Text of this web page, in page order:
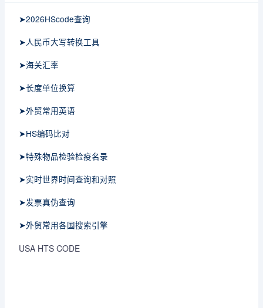
➤2026HScode查询
➤人民币大写转换工具
➤海关汇率
➤长度单位换算
➤外贸常用英语
➤HS编码比对
➤特殊物品检验检疫名录
➤实时世界时间查询和对照
➤发票真伪查询
➤外贸常用各国搜索引擎
USA HTS CODE